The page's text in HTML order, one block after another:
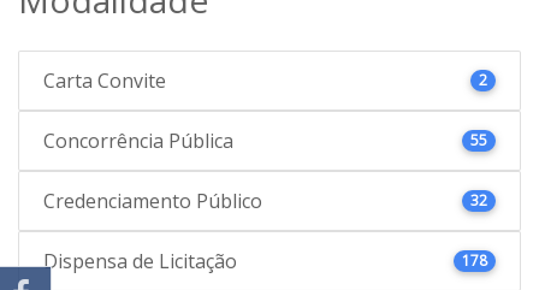
Carta Convite 2
Concorrência Pública 55
Credenciamento Público 32
Dispensa de Licitação 178